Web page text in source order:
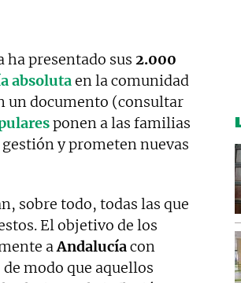
ha presentado sus 2.000
absolutaen la comunidad
un documento (consultar
ponen a las familias
y prometen nuevas
sobre todo, todas las que
El objetivo de los
aAndalucíacon
de modo que aquellos